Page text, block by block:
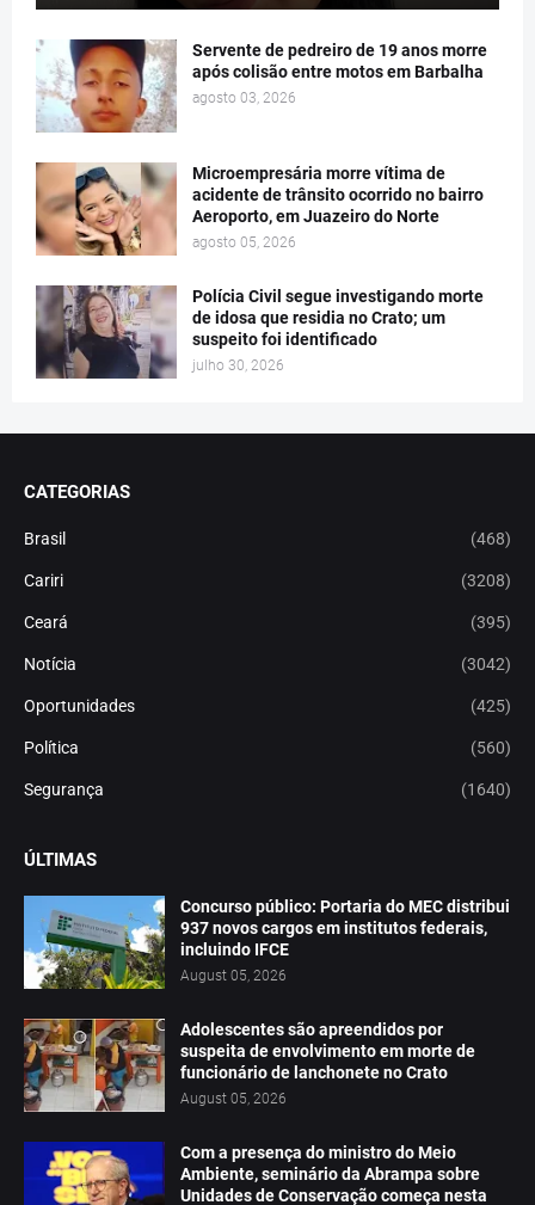
Servente de pedreiro de 19 anos morre
após colisão entre motos em Barbalha
agosto 03, 2026
Microempresária morre vítima de
acidente de trânsito ocorrido no bairro
Aeroporto, em Juazeiro do Norte
agosto 05, 2026
Polícia Civil segue investigando morte
de idosa que residia no Crato; um
suspeito foi identificado
julho 30, 2026
CATEGORIAS
Brasil (468)
Cariri (3208)
Ceará (395)
Notícia (3042)
Oportunidades (425)
Política (560)
Segurança (1640)
ÚLTIMAS
Concurso público: Portaria do MEC distribui
937 novos cargos em institutos federais,
incluindo IFCE
August 05, 2026
Adolescentes são apreendidos por
suspeita de envolvimento em morte de
funcionário de lanchonete no Crato
August 05, 2026
Com a presença do ministro do Meio
Ambiente, seminário da Abrampa sobre
Unidades de Conservação começa nesta